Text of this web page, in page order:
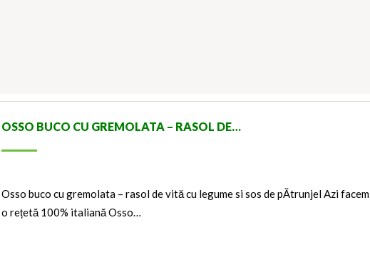
OSSO BUCO CU GREMOLATA – RASOL DE…
Osso buco cu gremolata – rasol de vită cu legume si sos de pĂtrunjel Azi facem
o rețetă 100% italiană Osso…